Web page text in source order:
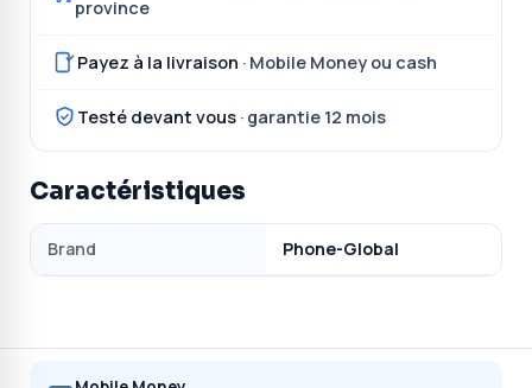
province
Payez à la livraison · Mobile Money ou cash
Testé devant vous · garantie 12 mois
Caractéristiques
Brand Phone-Global